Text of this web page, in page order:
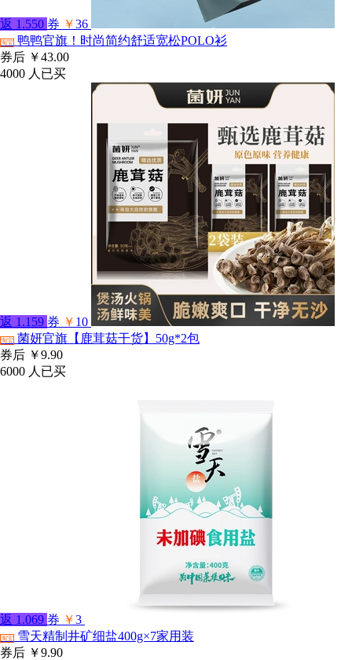
返 1.550 券 ￥36
淘宝 鸭鸭官旗！时尚简约舒适宽松POLO衫
券后 ￥43.00
4000 人已买
返 1.159 券 ￥ 10
淘宝 菌妍官旗【鹿茸菇干货】50g*2包
券后 ￥9.90
6000 人已买
返 1.069 券 ￥3
淘宝
雪天精制井矿细盐400g×7家用装
券后 ￥9.90